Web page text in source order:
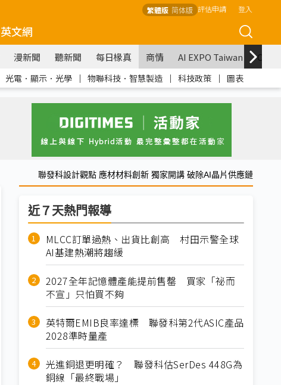
繁體版 简体版 評估申請 登入
英文網
漫新聞 聽新聞 每日椽真 商情 AI EXPO Taiwan
光電．顯示．光學 ｜ 物聯科技．智慧製造 ｜ 科技政策 ｜ 圖表
聯發科設計觀點 應材材料創新 獨家開講 破除AI晶片供應鏈
近７天熱門報導
MLCC訂單過熱、出貨比創高 村田示警全球
AI基建熱潮將趨緩
2027全年記憶體產能提前售罄 買家「祕而
不宣」只怕買不夠
英特爾EMIB良率達標 聯發科第2代ASIC產品
2028準時量產
光進銅退更明確？ 聯發科估SerDes 448G為
銅線「最終戰場」